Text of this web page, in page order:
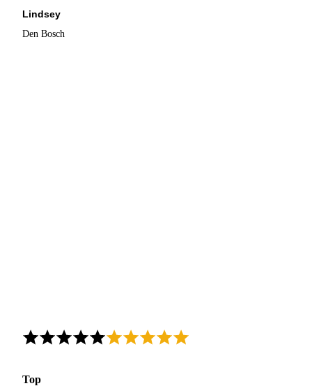
Lindsey
Den Bosch
Top